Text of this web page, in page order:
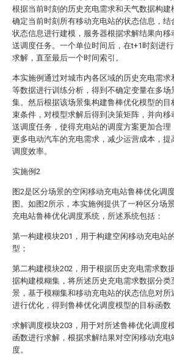
根据当前时刻的历史充电需求和天气数据构建
确定当前时刻所有移动充电站的状态信息，结
状态信息进行建模，服务器根据求解结果向移
送调度任务。一个单位时间后，在t+1时刻进
求解，直至最后一个时间索引。
本实施例通过对城市内各区域的历史充电需求
等数据进行训练分析，得到不确定变量在多场
集。然后根据该场景集构建鲁棒优化模型的目
束条件，对模型求解后得到决策矩阵，并向移
送调度任务，使得充电站的调度方案更加合理
更多电动汽车的充电需求，减少运营成本，提
调度效率。
实施例2
图2是区分场景的空闲移动充电站鲁棒优化调
图。如图2所示，本实施例提供了一种区分场
充电站鲁棒优化调度系统，所述系统包括：
第一构建模块201，用于构建空闲移动充电站
型；
第二构建模块202，用于根据历史充电需求数
据构建模糊集，将所述历史充电需求数据分类
景，基于模糊集和移动充电站的状态信息对所
进行优化，得到鲁棒优化调度模型的目标函数
求解调度模块203，用于对所述鲁棒优化调度
函数进行求解，根据求解结果对空闲移动充电
度。